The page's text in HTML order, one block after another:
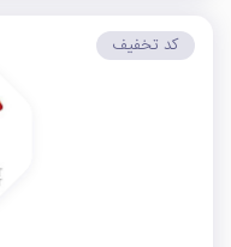
کد تخفیف